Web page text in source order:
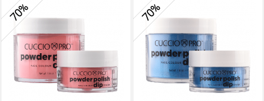
70% 70%